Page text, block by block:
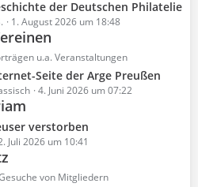
der Deutschen Philatelie
1. August 2026 um 18:48
u.a. Veranstaltungen
Seite der Arge Preußen
4. Juni 2026 um 07:22
verstorben
Juli 2026 um 10:41
von Mitgliedern